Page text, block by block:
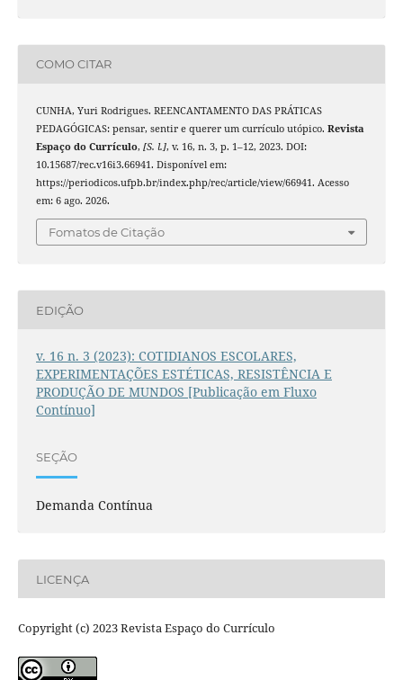
COMO CITAR
CUNHA, Yuri Rodrigues. REENCANTAMENTO DAS PRÁTICAS
PEDAGÓGICAS: pensar, sentir e querer um currículo utópico. Revista
Espaço do Currículo, [S. l.], v. 16, n. 3, p. 1–12, 2023. DOI:
10.15687/rec.v16i3.66941. Disponível em:
https://periodicos.ufpb.br/index.php/rec/article/view/66941. Acesso
em: 6 ago. 2026.
Fomatos de Citação
EDIÇÃO
v. 16 n. 3 (2023): COTIDIANOS ESCOLARES,
EXPERIMENTAÇÕES ESTÉTICAS, RESISTÊNCIA E
PRODUÇÃO DE MUNDOS [Publicação em Fluxo
Contínuo]
SEÇÃO
Demanda Contínua
LICENÇA
Copyright (c) 2023 Revista Espaço do Currículo